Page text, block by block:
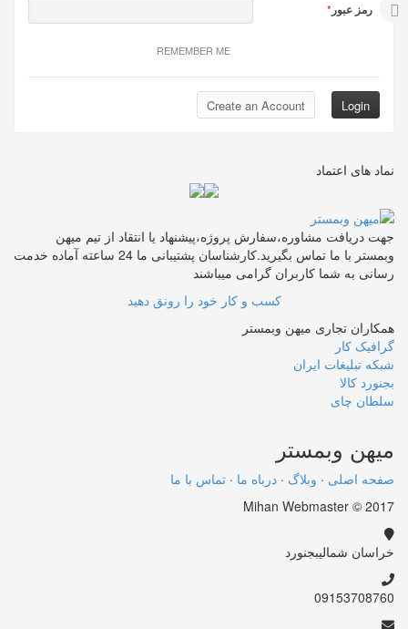
رمز عبور *
REMEMBER ME
نماد های اعتماد
جهت دریافت مشاوره،سفارش پروژه،پیشنهاد یا انتقاد از تیم میهن
وبمستر با ما تماس بگیرید.کارشناسان پشتیبانی ما 24 ساعته آماده خدمت
رسانی به شما کاربران گرامی میباشند
کسب و کار خود را رونق دهید
همکاران تجاری میهن وبمستر
گرافیک کار
شبکه تبلیغات ایران
بجنورد کالا
سلطان چای
میهن وبمستر
صفحه اصلی · وبلاگ · درباه ما · تماس با ما
Mihan Webmaster © 2017
خراسان شمالیبجنورد
09153708760